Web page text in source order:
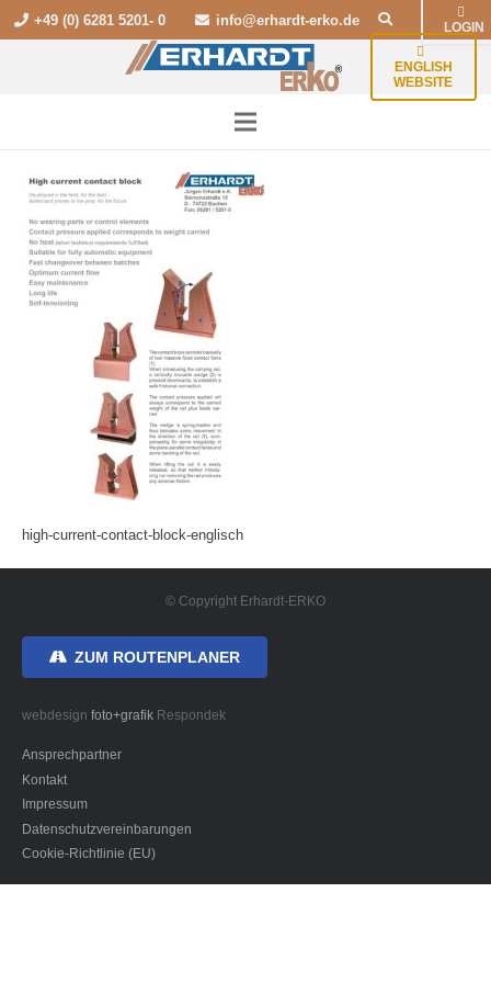
+49 (0) 6281 5201- 0 info@erhardt-erko.de LOGIN
ENGLISH
WEBSITE
high-current-contact-block-englisch
© Copyright Erhardt-ERKO
ZUM ROUTENPLANER
webdesign foto+grafikRespondek
Ansprechpartner
Kontakt
Impressum
Datenschutzvereinbarungen
Cookie-Richtlinie (EU)